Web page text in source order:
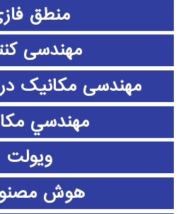
منطق
مهندسی
مهندسی مکانیک
مهندسي
ویولت
هوش